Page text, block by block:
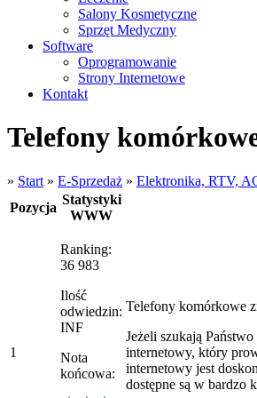
Salony Kosmetyczne
Sprzęt Medyczny
Software
Oprogramowanie
Strony Internetowe
Kontakt
Telefony
» Start » E-Sprzedaż » Elektronika, RTV,
Pozycja
Statystyki
WWW
1
Ranking:
36 983
Ilość
odwiedzin:
INF
Nota
końcowa:
Telefony komórkowe
Jeżeli szukają
internetowy, który
internetowy jest
dostępne są w bardzo